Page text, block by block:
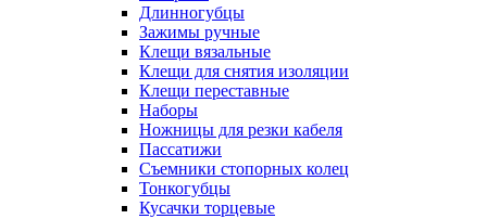
Длинногубцы
Зажимы ручные
Клещи вязальные
Клещи для снятия изоляции
Клещи переставные
Наборы
Ножницы для резки кабеля
Пассатижи
Съемники стопорных колец
Тонкогубцы
Кусачки торцевые